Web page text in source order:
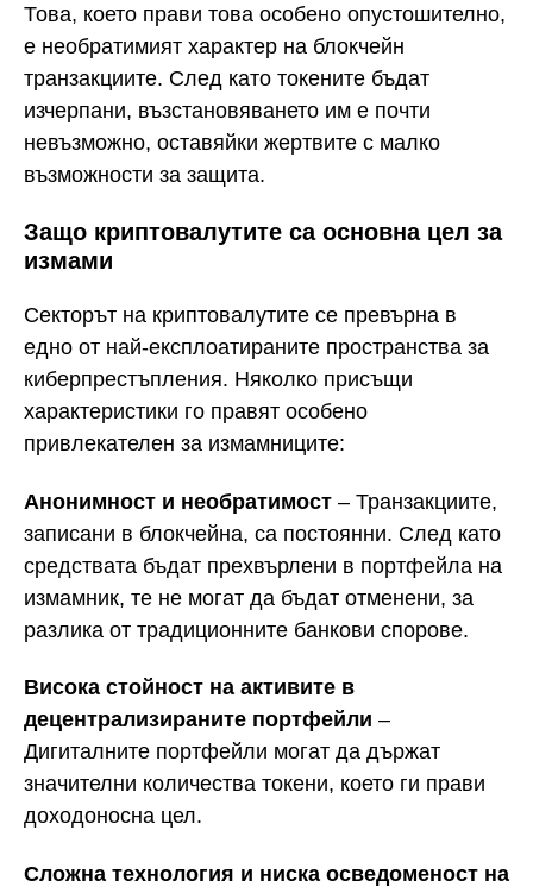
Това, което прави това особено опустошително,
е необратимият характер на блокчейн
транзакциите. След като токените бъдат
изчерпани, възстановяването им е почти
невъзможно, оставяйки жертвите с малко
възможности за защита.
Защо криптовалутите са основна цел за
измами
Секторът на криптовалутите се превърна в
едно от най-експлоатираните пространства за
киберпрестъпления. Няколко присъщи
характеристики го правят особено
привлекателен за измамниците:
Анонимност и необратимост – Транзакциите,
записани в блокчейна, са постоянни. След като
средствата бъдат прехвърлени в портфейла на
измамник, те не могат да бъдат отменени, за
разлика от традиционните банкови спорове.
Висока стойност на активите в
децентрализираните портфейли –
Дигиталните портфейли могат да държат
значителни количества токени, което ги прави
доходоносна цел.
Сложна технология и ниска осведоменост на